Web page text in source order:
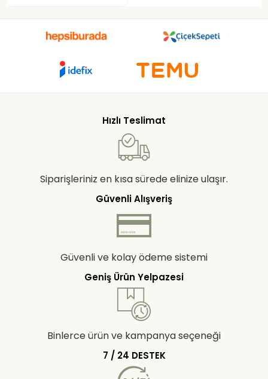
Hızlı Teslimat
Siparişleriniz en kısa sürede elinize ulaşır.
Güvenli Alışveriş
Güvenli ve kolay ödeme sistemi
Geniş Ürün Yelpazesi
Binlerce ürün ve kampanya seçeneği
7 / 24 DESTEK